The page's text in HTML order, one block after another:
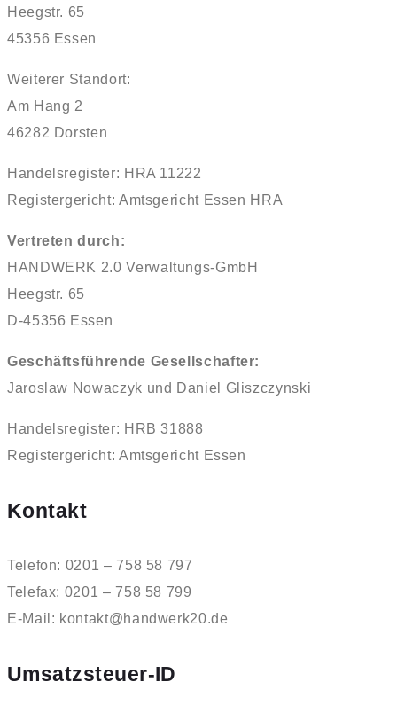
Heegstr. 65
45356 Essen
Weiterer Standort:
Am Hang 2
46282 Dorsten
Handelsregister: HRA 11222
Registergericht: Amtsgericht Essen HRA
Vertreten durch:
HANDWERK 2.0 Verwaltungs-GmbH
Heegstr. 65
D-45356 Essen
Geschäftsführende Gesellschafter:
Jaroslaw Nowaczyk und Daniel Gliszczynski
Handelsregister: HRB 31888
Registergericht: Amtsgericht Essen
Kontakt
Telefon: 0201 – 758 58 797
Telefax: 0201 – 758 58 799
E-Mail: kontakt@handwerk20.de
Umsatzsteuer-ID